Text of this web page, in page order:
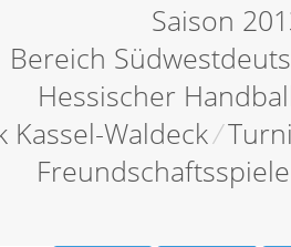
Saison
Bereich
Hessischer
Kassel-Waldeck/
Freundschaftsspiele